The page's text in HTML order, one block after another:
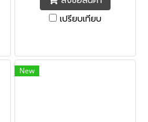
เปรียบเทียบ
New